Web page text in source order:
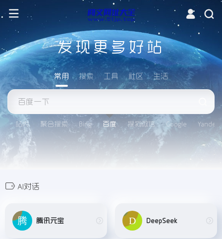
发现更多好站
常用 搜索 工具 社区 生活
站内 聚合搜索 Bing 百度 搜狗微信 Google Yandex
AI对话
腾讯元宝 DeepSeek